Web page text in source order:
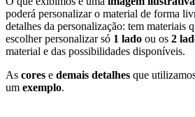
poderá personalizar o material de forma
detalhes da personalização: tem materiais
escolher personalizar só 1 lado ou os 2
material e das possibilidades disponíveis.
As cores e demais detalhes que
um exemplo.